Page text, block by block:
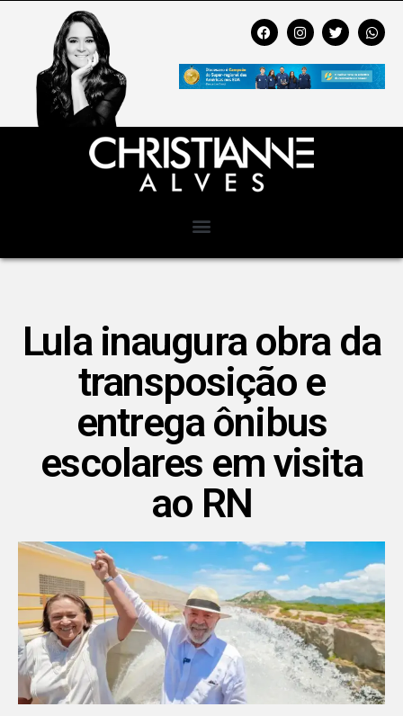
Lula inaugura obra da
transposição e
entrega ônibus
escolares em visita
ao RN